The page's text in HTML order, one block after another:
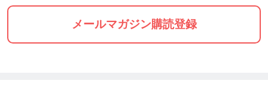
メールマガジン購読登録